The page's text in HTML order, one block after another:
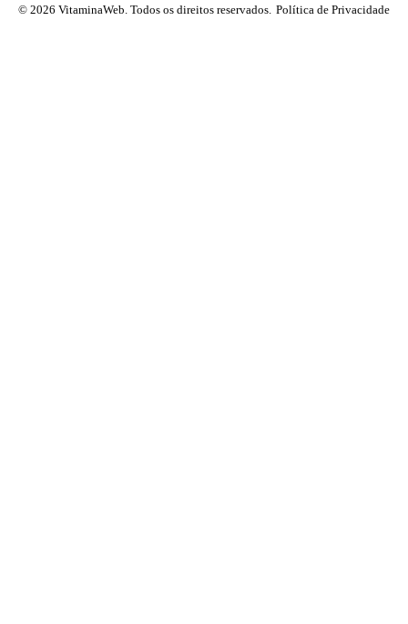
© 2026 VitaminaWeb. Todos os direitos reservados. Política de Privacidade